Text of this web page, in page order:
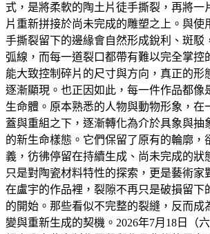
式，是將柔軟的陶土片徒手撕裂，再將一
片重新拼接於尚未完成的雕塑之上。與使
手撕裂留下的邊緣會自然形成銳利、斑駁
弧線，而每一道裂口都帶有難以完全掌控
能大致控制碎片的尺寸與方向，真正的形
逐漸顯現。也正因如此，每一件作品都像
生命體。原本熟悉的人物與動物形象，在
蓋與重組之下，逐漸轉化為介於具象與抽
的新生命樣態。它們保留了原有的輪廓，
義，彷彿停留在持續生成、尚未完成的狀
只是對陶瓷材料特性的探索，更是藝術家
在盧宇的作品裡，裂隙不再只是破損留下
的開始。那些看似不完整的裂縫，反而成
變與重新生成的契機。2026年7月18日（